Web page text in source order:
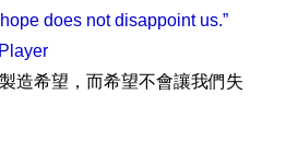
does not disappoint us.”
造希望，而希望不會讓我們失